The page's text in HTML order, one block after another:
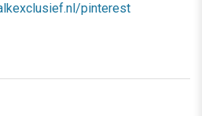
pinterest